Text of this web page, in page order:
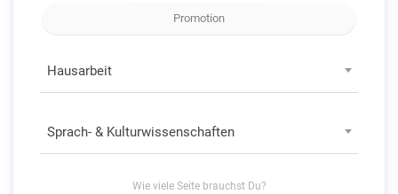
Promotion
Hausarbeit
Sprach- & Kulturwissenschaften
Wie viele Seitebrauchst Du?